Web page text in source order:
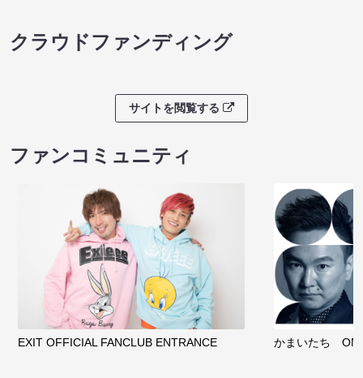
クラウドファンディング
サイトを閲覧する
ファンコミュニティ
EXIT OFFICIAL FANCLUB ENTRANCE かまいたち